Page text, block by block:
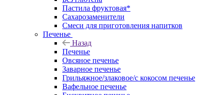
Пастила фруктовая*
Сахарозаменители
Смеси для приготовления напитков
Печенье
Назад
Печенье
Овсяное печенье
Заварное печенье
Грильяжное/злаковое/с кокосом печенье
Вафельное печенье